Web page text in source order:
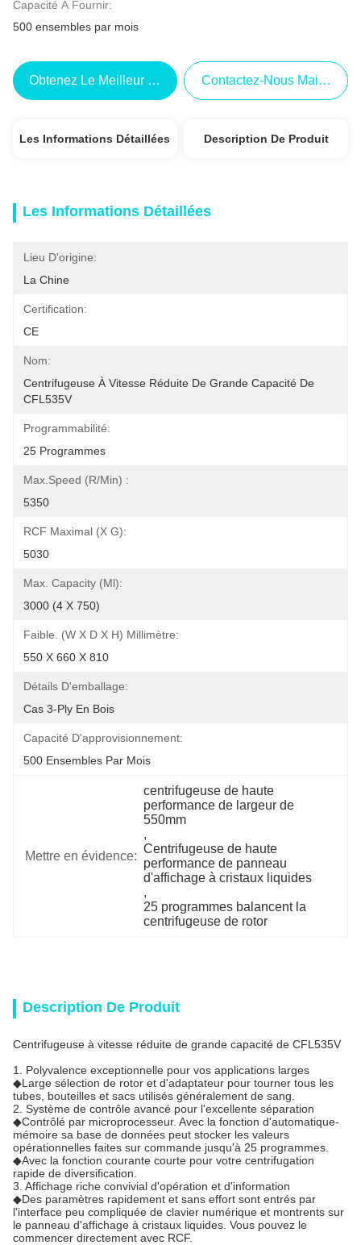
Capacité À Fournir:
500 ensembles par mois
Obtenez Le Meilleur Prix Contactez-Nous Maintenant
Les Informations Détaillées Description De Produit
Les Informations Détaillées
Lieu D'origine:
La Chine
Certification:
CE
Nom:
Centrifugeuse À Vitesse Réduite De Grande Capacité De
CFL535V
Programmabilité:
25 Programmes
Max.Speed (r/min) :
5350
RCF Maximal (x G):
5030
Max. Capacity (ml):
3000 (4 X 750)
Faible. (W X D X H) Millimètre:
550 X 660 X 810
Détails D'emballage:
Cas 3-Ply En Bois
Capacité D'approvisionnement:
500 Ensembles Par Mois
Mettre en évidence:
centrifugeuse de haute
performance de largeur de
550mm
,
Centrifugeuse de haute
performance de panneau
d'affichage à cristaux liquides
,
25 programmes balancent la
centrifugeuse de rotor
Description De Produit
Centrifugeuse à vitesse réduite de grande capacité de CFL535V
1. Polyvalence exceptionnelle pour vos applications larges
◆Large sélection de rotor et d'adaptateur pour tourner tous les
tubes, bouteilles et sacs utilisés généralement de sang.
2. Système de contrôle avancé pour l'excellente séparation
◆Contrôlé par microprocesseur. Avec la fonction d'automatique-
mémoire sa base de données peut stocker les valeurs
opérationnelles faites sur commande jusqu'à 25 programmes.
◆Avec la fonction courante courte pour votre centrifugation
rapide de diversification.
3. Affichage riche convivial d'opération et d'information
◆Des paramètres rapidement et sans effort sont entrés par
l'interface peu compliquée de clavier numérique et montrents sur
le panneau d'affichage à cristaux liquides. Vous pouvez le
commencer directement avec RCF.